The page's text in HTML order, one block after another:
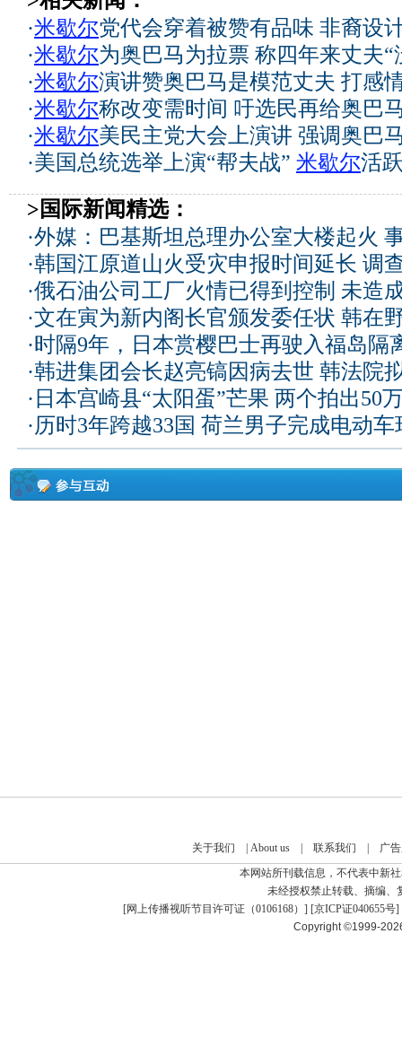
·米歇尔党代会穿着被赞有品味 非裔设
·米歇尔为奥巴马为拉票 称四年来丈夫“
·米歇尔演讲赞奥巴马是模范丈夫 打感
·米歇尔称改变需时间 吁选民再给奥巴
·米歇尔美民主党大会上演讲 强调奥巴
·美国总统选举上演“帮夫战” 米歇尔活
>国际新闻精选：
·外媒：巴基斯坦总理办公室大楼起火
·韩国江原道山火受灾申报时间延长 调
·俄石油公司工厂火情已得到控制 未造
·文在寅为新内阁长官颁发委任状 韩在
·时隔9年，日本赏樱巴士再驶入福岛隔
·韩进集团会长赵亮镐因病去世 韩法院
· 日本宫崎县“太阳蛋”芒果 两个拍出50
·历时3年跨越33国 荷兰男子完成电动车
关于我们 About us| 联系我们
广
本网站所刊载信息，不代表中新
未经授权禁止转载、摘编、
[网上传播视听节目许可证（0106168） ] [京ICP证040655号]
Copyright ©1999-